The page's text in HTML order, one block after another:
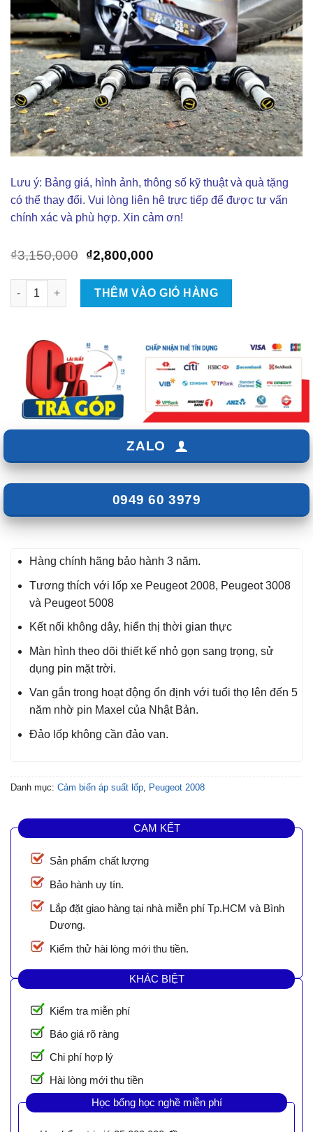
Lưu ý: Bảng giá, hình ảnh, thông số kỹ thuật và quà tặng
có thể thay đổi. Vui lòng liên hê trực tiếp để được tư vấn
chính xác và phù hợp. Xin cảm ơn!
₫3,150,000 Giá
là:
₫3,150,000.
₫2,800,000Giá
tại
là:
₫2,800,000.
Cảm Biến Áp Suất Lốp Cho Xe Peugeot 2008 số lượng
THÊM VÀO GIỎ HÀNG
ZALO
0949 60 3979
Hàng chính hãng bảo hành 3 năm.
Tương thích với lốp xe Peugeot 2008, Peugeot 3008
và Peugeot 5008
Kết nối không dây, hiển thị thời gian thực
Màn hình theo dõi thiết kế nhỏ gọn sang trọng, sử
dụng pin mặt trời.
Van gắn trong hoạt động ổn định với tuổi thọ lên đến 5
năm nhờ pin Maxel của Nhật Bản.
Đảo lốp không cần đảo van.
Danh mục: Cảm biến áp suất lốp Peugeot 2008
CAM KẾT
Sản phẩm chất lượng
Bảo hành uy tín.
Lắp đặt giao hàng tại nhà miễn phí Tp.HCM và Bình
Dương.
Kiểm thử hài lòng mới thu tiền.
KHÁC BIỆT
Kiểm tra miễn phí
Báo giá rõ ràng
Chi phí hợp lý
Hài lòng mới thu tiền
Học bổng học nghề miễn phí